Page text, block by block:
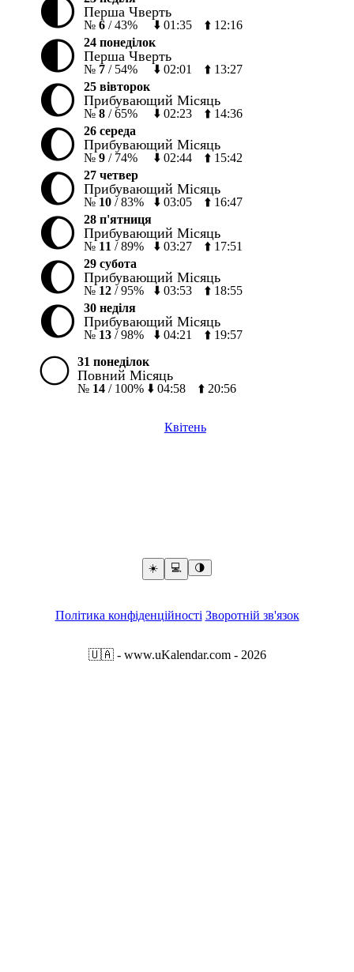
🌓 Перша Чверть
№ 6 /43% ⬇️ 01:35 ⬆️ 12:16
🌓 24 понеділок
Перша Чверть
№ 7 / 54% ⬇️ 02:01 ⬆️ 13:27
🌔 25 вівторок
Прибувающий Місяць
№ 8 /65% ⬇️ 02:23 ⬆️ 14:36
🌔 26 середа
Прибувающий Місяць
№ 9 / 74% ⬇️ 02:44 ⬆️ 15:42
🌔 27 четвер
Прибувающий Місяць
№ 10 /83% ⬇️ 03:05 ⬆️ 16:47
🌔 28 п'ятниця
Прибувающий Місяць
№ 11 /89% ⬇️ 03:27 ⬆️ 17:51
🌔 29 субота
Прибувающий Місяць
№ 12 /95% ⬇️ 03:53 ⬆️ 18:55
🌔 30 неділя
Прибувающий Місяць
№ 13 /98% ⬇️ 04:21 ⬆️ 19:57
🌕 31 понеділок
Повний Місяць
№ 14 / 100% ⬇️ 04:58 ⬆️ 20:56
Квітень
☀️ 💻️ 🌗
Політика конфіденційності Зворотній зв'язок
🇺🇦 - www.uKalendar.com - 2026